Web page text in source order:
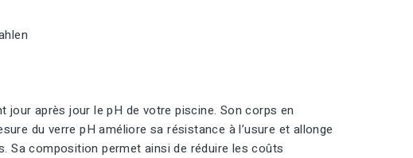
après jour le pH de votre piscine. Son corps en
du verre pH améliore sa résistance à l’usure et allonge
Sa composition permet ainsi de réduire les coûts